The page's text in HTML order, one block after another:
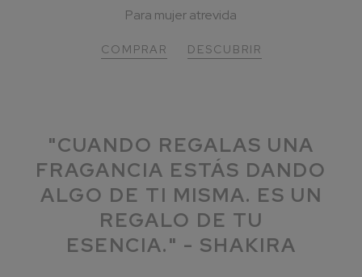
Para mujer atrevida
COMPRAR DESCUBRIR
"CUANDO REGALAS UNA
FRAGANCIA ESTÁS DANDO
ALGO DE TI MISMA. ES UN
REGALO DE TU
ESENCIA." - SHAKIRA